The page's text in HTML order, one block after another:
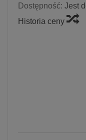
Dostępność: Jest
Historia ceny